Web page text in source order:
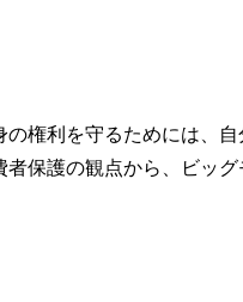
の権利を守るためには、
保護の観点から、ビッ